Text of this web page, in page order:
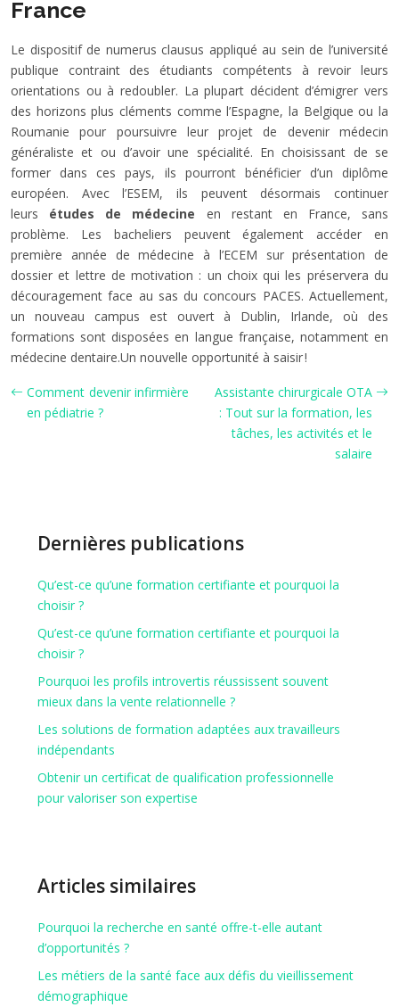
France
Le dispositif de numerus clausus appliqué au sein de l’université
publique contraint des étudiants compétents à revoir leurs
orientations ou à redoubler. La plupart décident d’émigrer vers
des horizons plus cléments comme l’Espagne, la Belgique ou la
Roumanie pour poursuivre leur projet de devenir médecin
généraliste et ou d’avoir une spécialité. En choisissant de se
former dans ces pays, ils pourront bénéficier d’un diplôme
européen. Avec l’ESEM, ils peuvent désormais continuer
leurs études de médecine en restant en France, sans
problème. Les bacheliers peuvent également accéder en
première année de médecine à l’ECEM sur présentation de
dossier et lettre de motivation : un choix qui les préservera du
découragement face au sas du concours PACES. Actuellement,
un nouveau campus est ouvert à Dublin, Irlande, où des
formations sont disposées en langue française, notamment en
médecine dentaire.Un nouvelle opportunité à saisir !
Comment devenir infirmière
en pédiatrie ?
Assistante chirurgicale OTA
: Tout sur la formation, les
tâches, les activités et le
salaire
Dernières publications
Qu’est-ce qu’une formation certifiante et pourquoi la
choisir ?
Qu’est-ce qu’une formation certifiante et pourquoi la
choisir ?
Pourquoi les profils introvertis réussissent souvent
mieux dans la vente relationnelle ?
Les solutions de formation adaptées aux travailleurs
indépendants
Obtenir un certificat de qualification professionnelle
pour valoriser son expertise
Articles similaires
Pourquoi la recherche en santé offre-t-elle autant
d’opportunités ?
Les métiers de la santé face aux défis du vieillissement
démographique